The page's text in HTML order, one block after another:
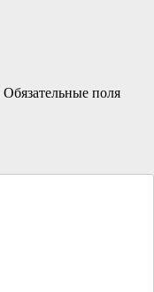
Обязательные поля